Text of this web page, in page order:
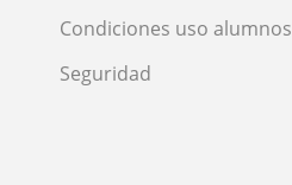
Condiciones uso alumnos
Seguridad